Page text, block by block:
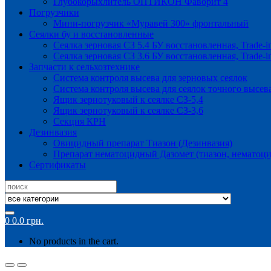
Погрузчики
Мини-погрузчик «Муравей 300» фронтальный
Сеялки бу и восстановленные
Сеялка зерновая СЗ 5.4 БУ восстановленная, Trade-
Сеялка зерновая СЗ 3.6 БУ восстановленная, Trade-
Запчасти к сельхозтехнике
Система контроля высева для зерновых сеялок
Система контроля высева для сеялок точного
Ящик зернотуковый к сеялке СЗ-5,4
Ящик зернотуковый к сеялке СЗ-3,6
Секция КРН
Дезинвазия
Овицидный препарат Тиазон (Дезинвазия)
Препарат нематоцидный Дазомет (тиазон,
Сертификаты
Search
for:
0 0.0 грн.
No products in the cart.